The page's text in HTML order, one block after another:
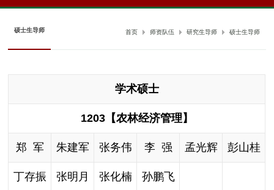
硕士生导师 首页 师资队伍 研究生导师 硕士生导师
学术硕士
1203【农林经济管理】
郑 军 朱建军 张务伟 李 强 孟光辉 彭山桂
丁存振 张明月 张化楠 孙鹏飞